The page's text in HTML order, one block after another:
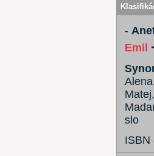
-
Emil
slo
ISBN